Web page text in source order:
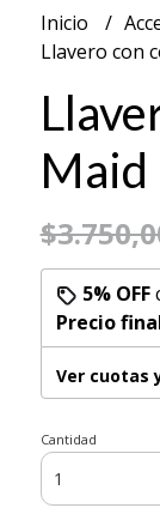
Inicio
Llavero con
Maid
5% OFF
Precio
Ver cuotas
Cantidad